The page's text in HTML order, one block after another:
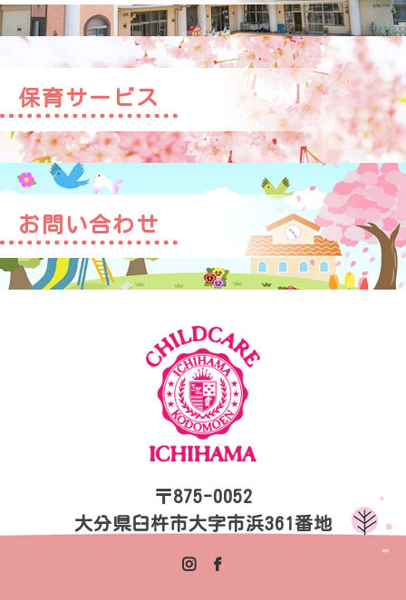
保育サービス
お問い合わせ
〒875-0052
大分県臼杵市大字市浜361番地